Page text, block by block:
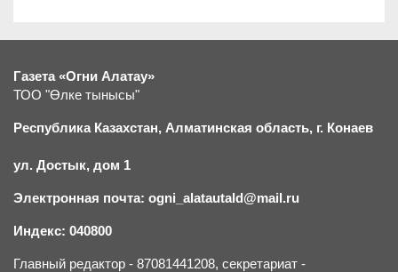
Газета «Огни Алатау»
ТОО "Өлке тынысы"
Республика Казахстан, Алматинская область, г. Конаев
ул. Достык, дом 1
Электронная почта: ogni_alatautald@mail.ru
Индекс: 040800
Главный редактор - 87081441208, секретариат -